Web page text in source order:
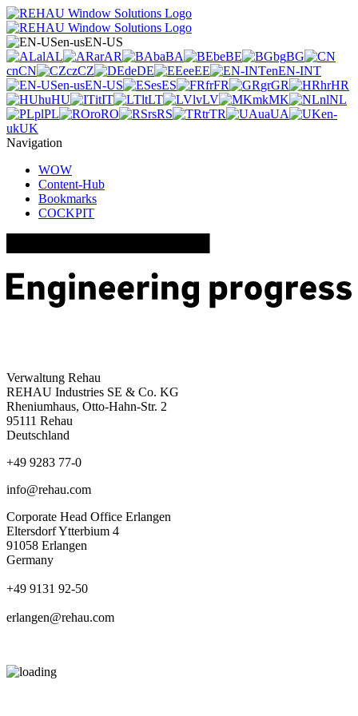
en-usEN-US
alAL arAR baBA beBE bgBG
cnCN czCZ deDE eeEE enEN-INT
en-usEN-US esES frFR grGR hrHR
huHU itIT ltLT lvLV mkMK nlNL
plPL roRO rsRS trTR uaUA
en-
ukUK
Navigation
WOW
Content-Hub
Bookmarks
COCKPIT
Verwaltung Rehau
REHAU Industries SE & Co. KG
Rheniumhaus, Otto-Hahn-Str. 2
95111 Rehau
Deutschland
+49 9283 77-0
info@rehau.com
Corporate Head Office Erlangen
Eltersdorf Ytterbium 4
91058 Erlangen
Germany
+49 9131 92-50
erlangen@rehau.com